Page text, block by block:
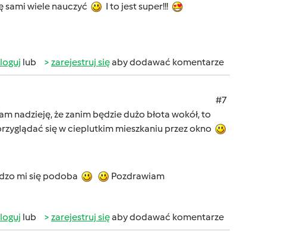
sami wiele nauczyć
I to jest super!!!
lub zarejestruj sięaby dodawać komentarze
#7
nadzieję, że zanim będzie dużo błota wokół, to
się w cieplutkim mieszkaniu przez okno
mi się podoba Pozdrawiam
lub zarejestruj sięaby dodawać komentarze